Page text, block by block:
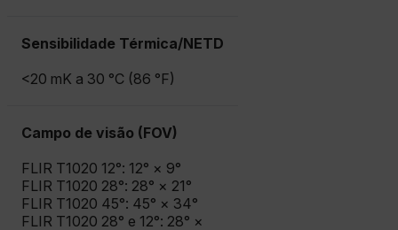
Sensibilidade Térmica/NETD
<20 mK a 30 °C (86 °F)
Campo de visão (FOV)
FLIR T1020 12°: 12° × 9°
FLIR T1020 28°: 28° × 21°
FLIR T1020 45°: 45° × 34°
FLIR T1020 28° e 12°: 28° ×